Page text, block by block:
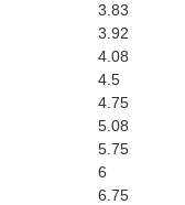
3.83
3.92
4.08
4.5
4.75
5.08
5.75
6
6.75